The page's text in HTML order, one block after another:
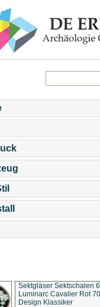
Sektgläser Sektschalen
Luminarc Cavalier Rot
Design Klassiker